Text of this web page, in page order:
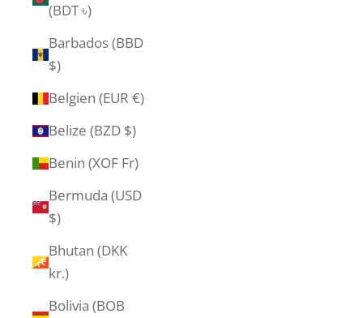
(BDT ৳)
Barbados (BBD
$)
Belgien (EUR €)
Belize (BZD $)
Benin (XOF Fr)
Bermuda (USD
$)
Bhutan (DKK
kr.)
Bolivia (BOB